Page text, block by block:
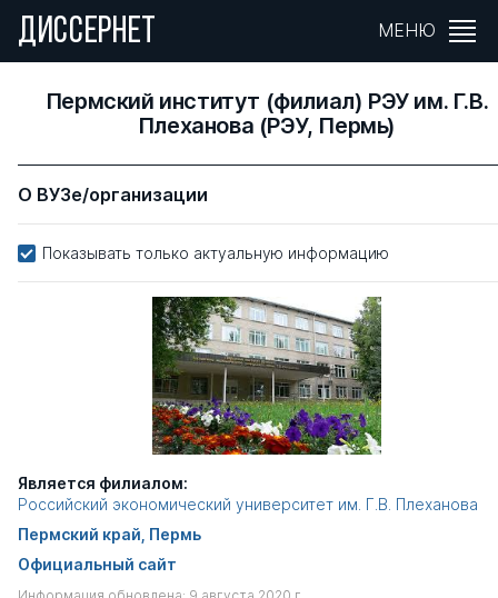
ДИССЕРНЕТ МЕНЮ
Пермский институт (филиал) РЭУ им. Г.В.
Плеханова (РЭУ, Пермь)
О ВУЗе/организации
Показывать только актуальную информацию
Является филиалом:
Российский экономический университет им. Г.В. Плеханова
Пермский край, Пермь
Официальный сайт